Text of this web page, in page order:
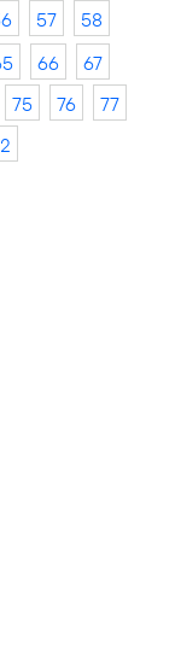
57
58
66
67
75 76
77